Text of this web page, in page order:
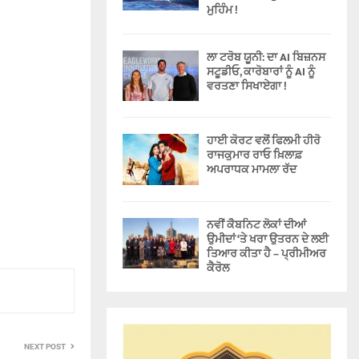
NEXT POST
ਮੁਹਿੰਮ !
ਲਾ ਟਰੋਬ ਯੂਨੀ: ਦਾ AI ਬਿਜ਼ਨਸ
ਸਟੂਡੀਓ, ਕਾਰੋਬਾਰਾਂ ਨੂੰ AI ਨੂੰ
ਵਰਤਣਾ ਸਿਖਾਏਗਾ !
ਹਾਈ ਕੋਰਟ ਵਲੋਂ ਫਿਲਮੀ ਹੀਰੋ
ਰਾਜਕੁਮਾਰ ਰਾਓ ਖ਼ਿਲਾਫ਼
ਅਪਰਾਧਕ ਮਾਮਲਾ ਰੱਦ
ਨਵੀਂ ਕੈਬਨਿਟ ਲੋਕਾਂ ਦੀਆਂ
ਉਮੀਦਾਂ ‘ਤੇ ਖਰਾ ਉਤਰਨ ਦੇ ਲਈ
ਤਿਆਰ ਕੀਤਾ ਹੈ – ਪ੍ਰੀਮੀਅਰ
ਕੈਰੋਲ